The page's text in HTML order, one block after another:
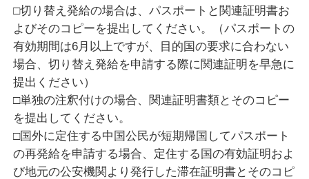
□切り替え発給の場合は、パスポートと関連証明書お
よびそのコピーを提出してください。（パスポートの
有効期間は6月以上ですが、目的国の要求に合わない
場合、切り替え発給を申請する際に関連証明を早急に
提出ください）
□単独の注釈付けの場合、関連証明書類とそのコピー
を提出してください。
□国外に定住する中国公民が短期帰国してパスポート
の再発給を申請する場合、定住する国の有効証明およ
び地元の公安機関より発行した滞在証明書とそのコピ